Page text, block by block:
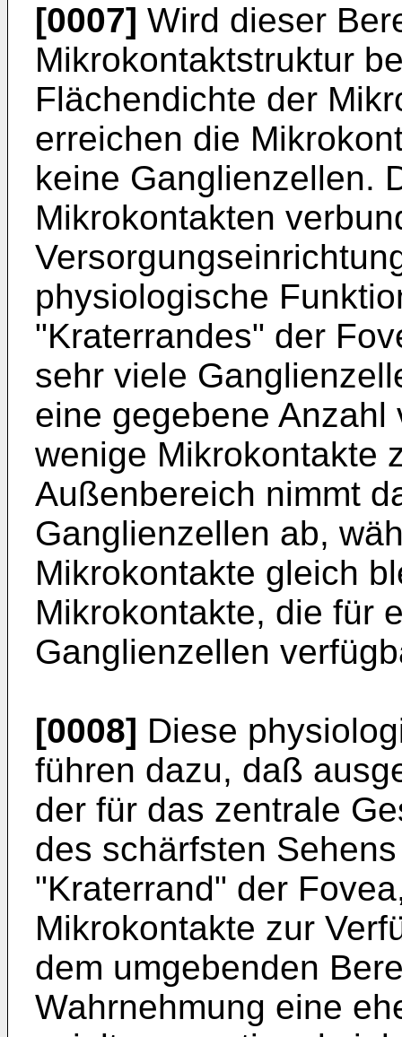
[0007] Wird dieser
Mikrokontaktstruktur
Flächendichte der
erreichen die
keine Ganglienzellen.
Mikrokontakten
physiologische
"Kraterrandes" der
sehr viele
eine gegebene
wenige Mikrokontakte
Außenbereich nimmt
Ganglienzellen ab,
Mikrokontakte gleich
Mikrokontakte, die für
Ganglienzellen
[0008] Diese
führen dazu, daß
der für das zentrale
des schärfsten
"Kraterrand" der
Mikrokontakte zur
dem umgebenden
Wahrnehmung eine